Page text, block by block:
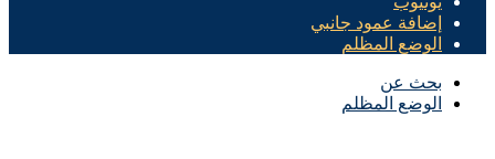
إضافة عمود جانبي
الوضع المظلم
بحث عن
الوضع المظلم